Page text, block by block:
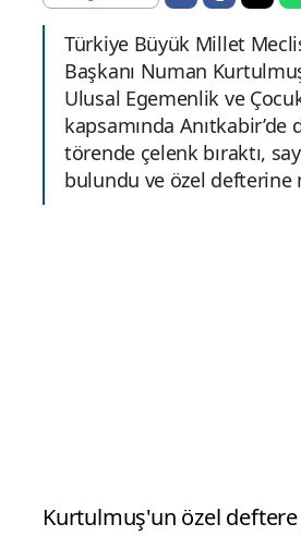
Türkiye Büyük Millet
Başkanı Numan
Ulusal Egemenlik ve
kapsamında Anıtkabir’de
törende çelenk bıraktı,
bulundu ve özel defterine
Kurtulmuş'un özel deftere